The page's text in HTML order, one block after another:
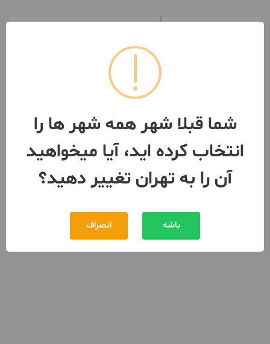
2283 متر
- اقدسیه
مبلغ
091282***03
شما قبلا شهر همه شهر ها را
انتخاب کرده اید، آیا میخواهید
آن را به تهران تغییر دهید؟
باشه انصراف